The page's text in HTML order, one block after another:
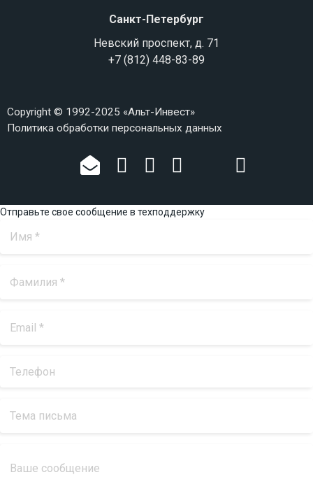
Санкт-Петербург
Невский проспект, д. 71
+7 (812) 448-83-89
Copyright © 1992-2025 «Альт-Инвест»
Политика обработки персональных данных
Отправьте свое сообщение в техподдержку